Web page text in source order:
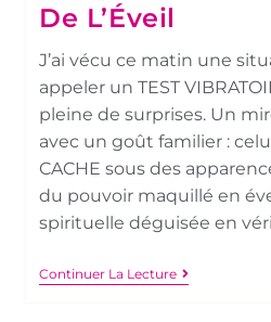
De L’Éveil
J’ai vécu ce matin une
appeler un TEST
pleine de surprises. Un
avec un goût familier :
CACHE sous des
du pouvoir maquillé en
spirituelle déguisée en
Continuer La Lecture